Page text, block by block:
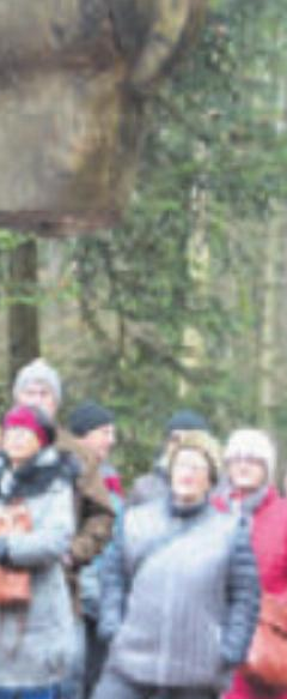
Reformationskriege
Geschichte: dem
benötige